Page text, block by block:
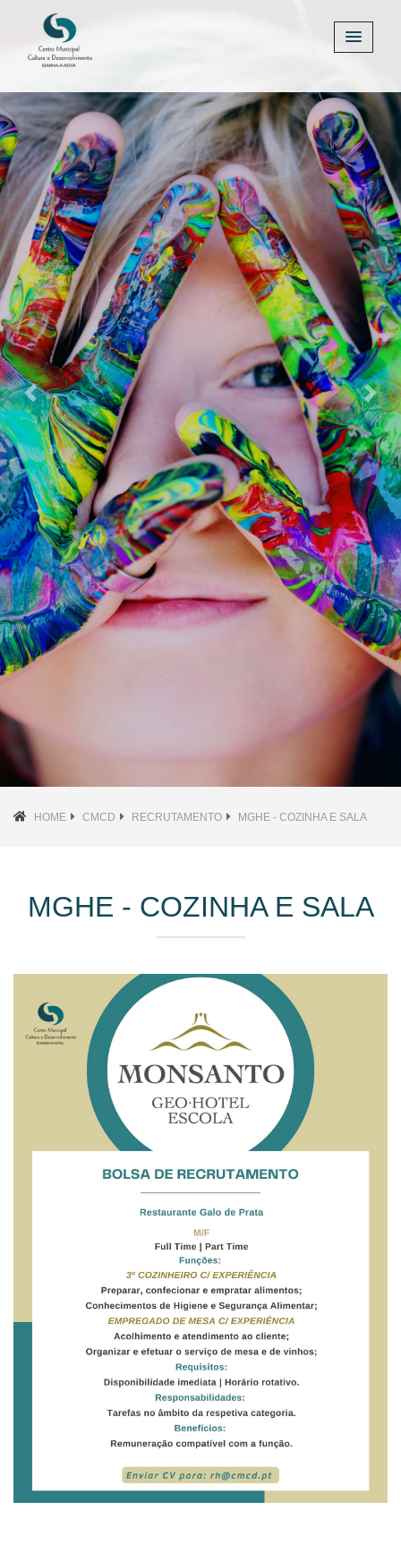
Previous Next
HOME CMCD RECRUTAMENTO MGHE - COZINHA E SALA
MGHE - COZINHA E SALA